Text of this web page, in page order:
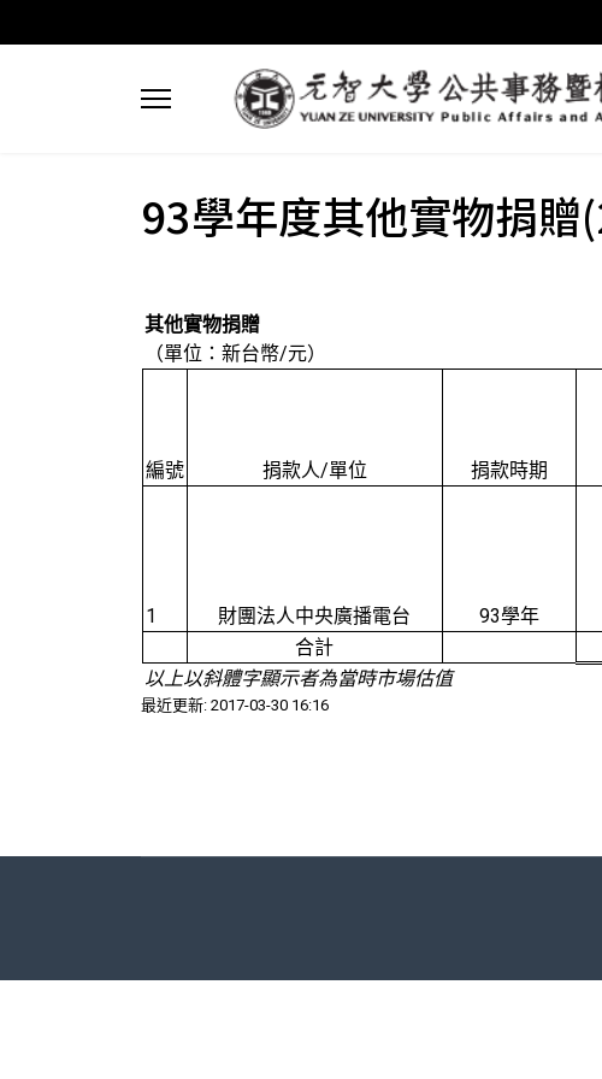
93學年度其他實物捐
其他實物捐贈
（單位：新台幣/元）
編號 捐款人/單位 捐款時期
1 財團法人中央廣播電台 93學年
合計
以上以斜體字顯示者為當時市場估值
最近更新: 2017-03-30 16:16